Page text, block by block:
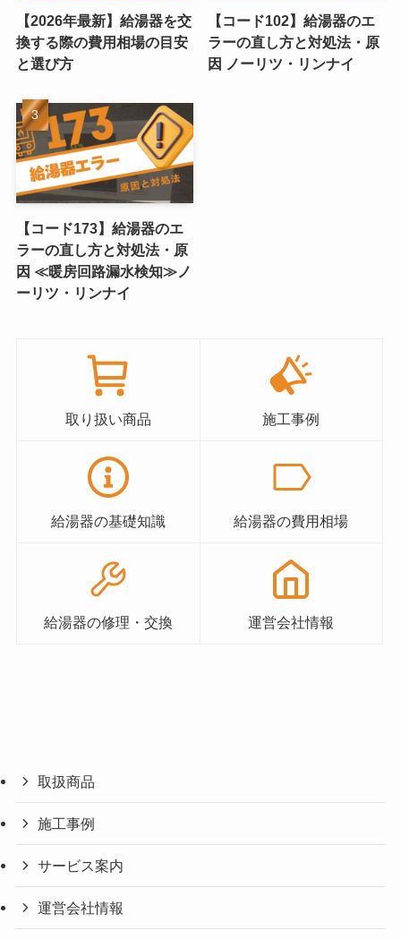
【2026年最新】給湯器を交
換する際の費用相場の目安
と選び方
【コード102】給湯器のエ
ラーの直し方と対処法・原
因 ノーリツ・リンナイ
【コード173】給湯器のエ
ラーの直し方と対処法・原
因 ≪暖房回路漏水検知≫ノ
ーリツ・リンナイ
取り扱い商品 施工事例
給湯器の基礎知識 給湯器の費用相場
給湯器の修理・交換 運営会社情報
取扱商品
施工事例
サービス案内
運営会社情報